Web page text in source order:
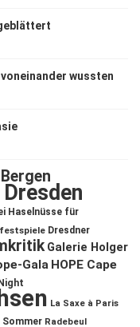
wussten
Bergen
Haselnüsse für
Dresdner
Galerie Holger
Gala HOPE Cape
La Saxe à Paris
Sommer Radebeul